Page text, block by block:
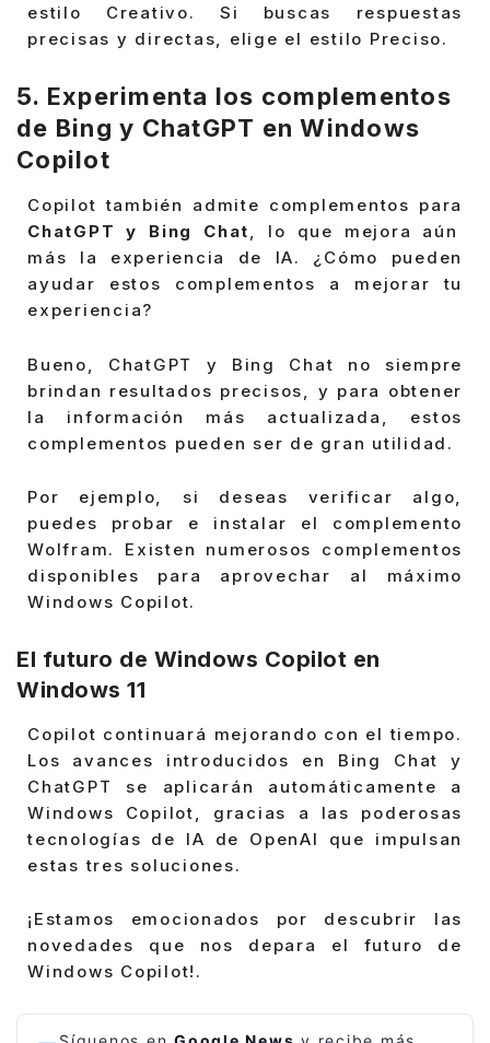
estilo Creativo. Si buscas respuestas
precisas y directas, elige el estilo Preciso.
5. Experimenta los complementos
de Bing y ChatGPT en Windows
Copilot
Copilot también admite complementos para
ChatGPT y Bing Chat, lo que mejora aún
más la experiencia de IA. ¿Cómo pueden
ayudar estos complementos a mejorar tu
experiencia?
Bueno, ChatGPT y Bing Chat no siempre
brindan resultados precisos, y para obtener
la información más actualizada, estos
complementos pueden ser de gran utilidad.
Por ejemplo, si deseas verificar algo,
puedes probar e instalar el complemento
Wolfram. Existen numerosos complementos
disponibles para aprovechar al máximo
Windows Copilot.
El futuro de Windows Copilot en
Windows 11
Copilot continuará mejorando con el tiempo.
Los avances introducidos en Bing Chat y
ChatGPT se aplicarán automáticamente a
Windows Copilot, gracias a las poderosas
tecnologías de IA de OpenAI que impulsan
estas tres soluciones.
¡Estamos emocionados por descubrir las
novedades que nos depara el futuro de
Windows Copilot!.